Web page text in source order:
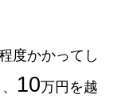
度かかってし
10万円を越